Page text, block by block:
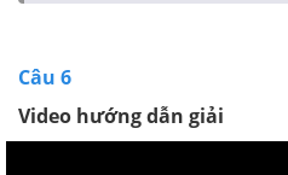
Câu 6
Video hướng dẫn giải